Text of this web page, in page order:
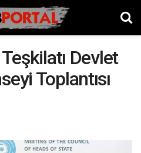
Devlet
Toplantısı